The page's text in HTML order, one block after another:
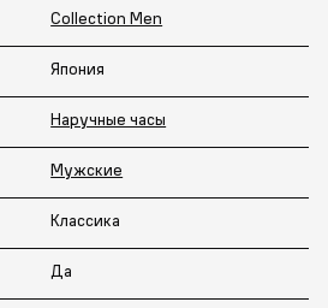
Collection Men
Япония
Наручные часы
Мужские
Классика
Да